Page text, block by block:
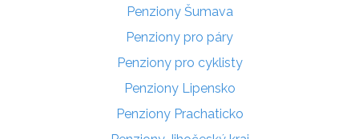
Penziony Šumava
Penziony pro páry
Penziony pro cyklisty
Penziony Lipensko
Penziony Prachaticko